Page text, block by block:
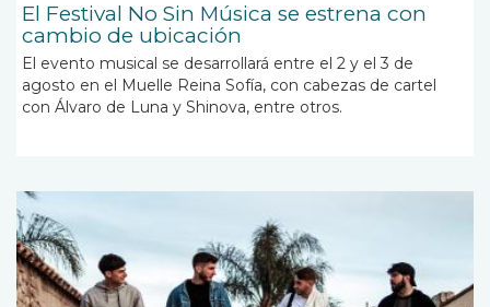
El Festival No Sin Música se estrena con
cambio de ubicación
El evento musical se desarrollará entre el 2 y el 3 de
agosto en el Muelle Reina Sofía, con cabezas de cartel
con Álvaro de Luna y Shinova, entre otros.